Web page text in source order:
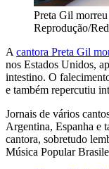
Preta Gil
Reprodução/
A cantora Preta Gil
nos Estados Unidos,
intestino. O
e também repercutiu
Jornais de vários
Argentina, Espanha e
cantora, sobretudo
Música Popular